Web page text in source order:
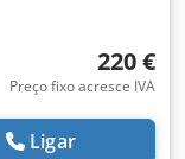
220 €
Preço fixo acresce IVA
Ligar